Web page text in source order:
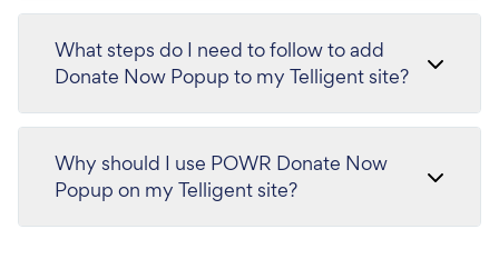
What steps do I need to follow to add
Donate Now Popup to my Telligent site?
Why should I use POWR Donate Now
Popup on my Telligent site?